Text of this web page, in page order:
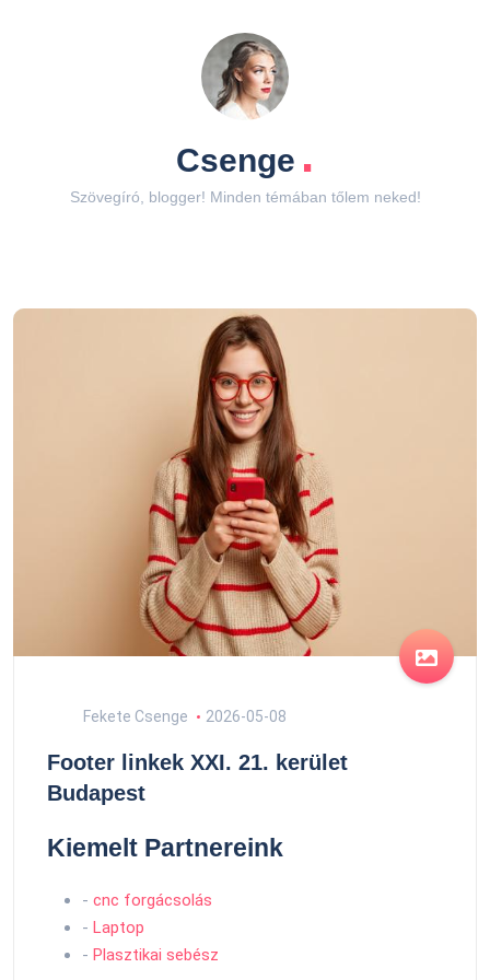
Csenge .
Szövegíró, blogger! Minden témában tőlem neked!
Fekete Csenge 2026-05-08
Footer linkek XXI. 21. kerület
Budapest
Kiemelt Partnereink
- cnc forgácsolás
- Laptop
- Plasztikai sebész